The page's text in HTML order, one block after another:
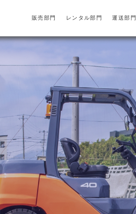
販売部門 レンタル部門 運送部門